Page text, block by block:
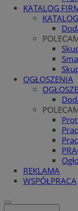
KATALOG
OGŁOSZENIA
REKLAMA
WSPÓŁPRACA